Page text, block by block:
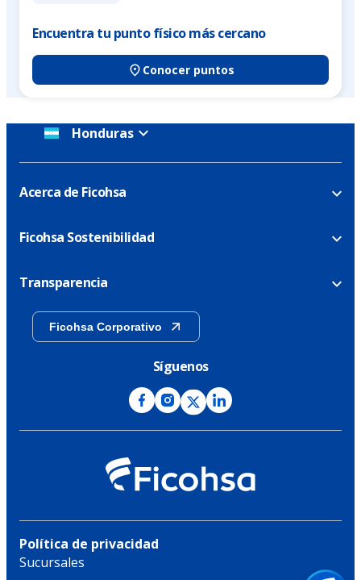
Encuentra tu punto físico más cercano
Conocer puntos
Honduras
Acerca de Ficohsa
Ficohsa Sostenibilidad
Transparencia
Ficohsa Corporativo
Síguenos
Política de privacidad
Sucursales